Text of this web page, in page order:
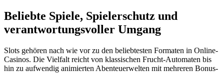
Beliebte Spiele, Spielerschutz und
verantwortungsvoller Umgang
Slots gehören nach wie vor zu den beliebtesten Formaten in Online-
Casinos. Die Vielfalt reicht von klassischen Frucht-Automaten bis
hin zu aufwendig animierten Abenteuerwelten mit mehreren Bonus-